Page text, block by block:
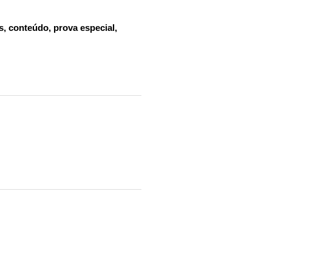
conteúdo, prova especial,